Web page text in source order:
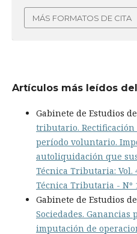
MÁS FORMATOS DE CITA
Artículos más leídos
Gabinete de Estudios de
tributario.
período voluntario.
autoliquidación que
Técnica Tributaria: Vol.
Técnica Tributaria - Nº
Gabinete de Estudios de
Sociedades.
imputación de